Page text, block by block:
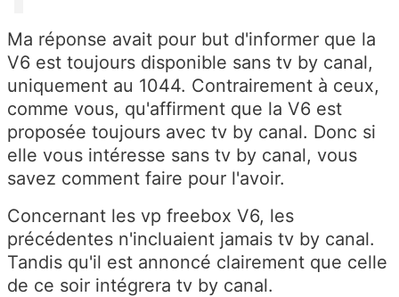
Ma réponse avait pour but d'informer que la
V6 est toujours disponible sans tv by canal,
uniquement au 1044. Contrairement à ceux,
comme vous, qu'affirment que la V6 est
proposée toujours avec tv by canal. Donc si
elle vous intéresse sans tv by canal, vous
savez comment faire pour l'avoir.
Concernant les vp freebox V6, les
précédentes n'incluaient jamais tv by canal.
Tandis qu'il est annoncé clairement que celle
de ce soir intégrera tv by canal.